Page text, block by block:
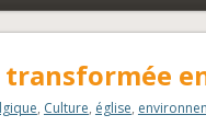
, Culture, église,